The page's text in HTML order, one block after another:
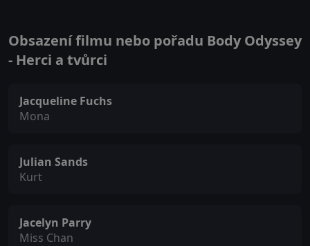
Obsazení filmu nebo pořadu Body Odyssey
- Herci a tvůrci
Jacqueline Fuchs
Mona
Julian Sands
Kurt
Jacelyn Parry
Miss Chan